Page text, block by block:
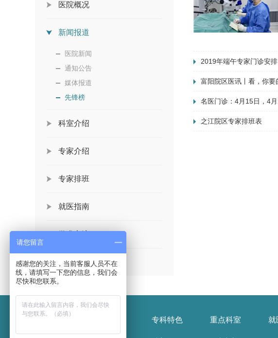
医院概况
新闻报道
医院新闻
通知公告
媒体报道
先锋榜
科室介绍
专家介绍
专家排班
就医指南
党群工作
2019年端午专家门诊安排
富阳院区医讯丨看，你要
名医门诊：4月15日，4
之江院区专家排班表
专科特色 重点科室 就
请您留言
感谢您的关注，当前客服人员不在
线，请填写一下您的信息，我们会
尽快和您联系。